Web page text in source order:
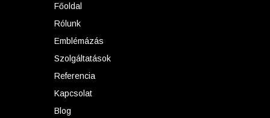
Főoldal
Rólunk
Emblémázás
Szolgáltatások
Referencia
Kapcsolat
Blog